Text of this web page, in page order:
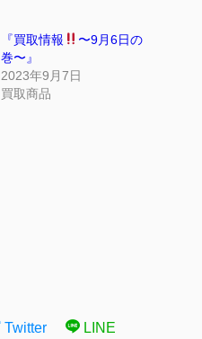
『買取情報
〜9月6日の
巻〜』
2023年9月7日
買取商品
Twitter LINE